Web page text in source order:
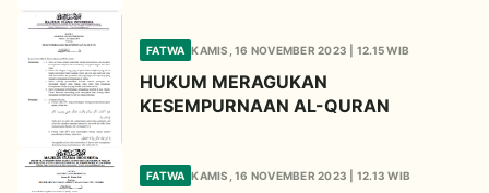
FATWA KAMIS, 16 NOVEMBER 2023 | 12.15 WIB
HUKUM MERAGUKAN
KESEMPURNAAN AL-QURAN
FATWA KAMIS, 16 NOVEMBER 2023 | 12.13 WIB